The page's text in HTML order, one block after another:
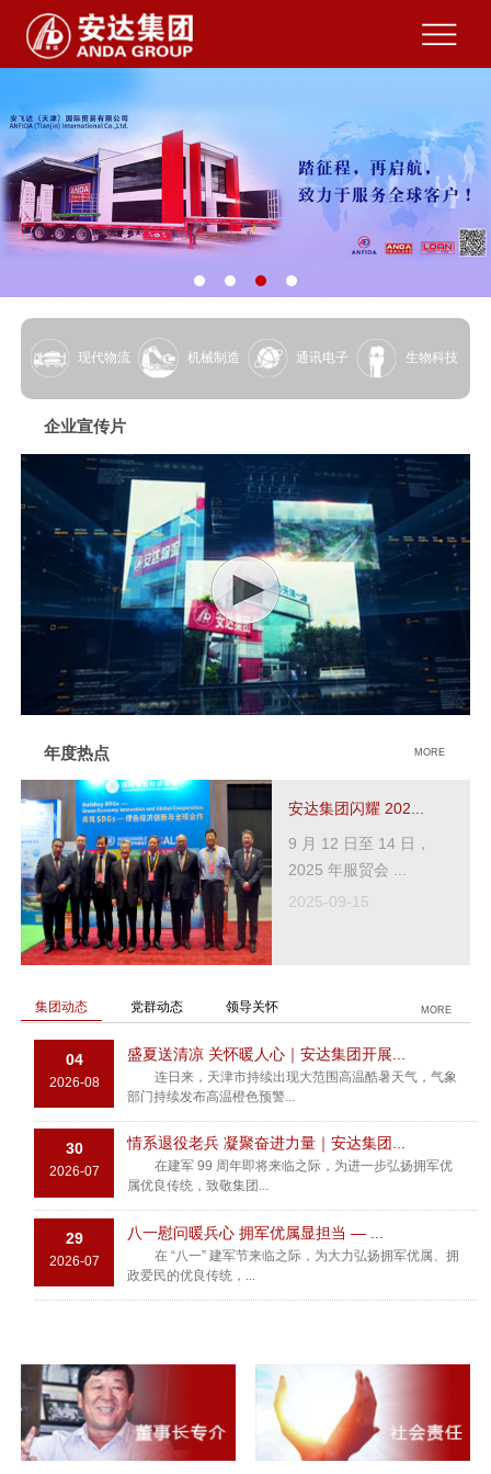
现代物流 机械制造 通讯电子 生物科技
企业宣传片
年度热点 MORE
安达集团闪耀 202...
9 月 12 日至 14 日，
2025 年服贸会 ...
2025-09-15
集团动态 党群动态 领导关怀 MORE
04
2026-08
盛夏送清凉 关怀暖人心｜安达集团开展...
连日来，天津市持续出现大范围高温酷暑天气，气象
部门持续发布高温橙色预警...
30
2026-07
情系退役老兵 凝聚奋进力量｜安达集团...
在建军 99 周年即将来临之际，为进一步弘扬拥军优
属优良传统，致敬集团...
29
2026-07
八一慰问暖兵心 拥军优属显担当 — ...
在 “八一” 建军节来临之际，为大力弘扬拥军优属、拥
政爱民的优良传统，...